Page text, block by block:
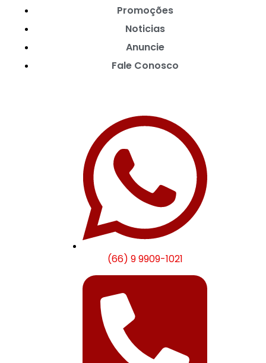
Promoções
Noticias
Anuncie
Fale Conosco
(66) 9 9909-1021